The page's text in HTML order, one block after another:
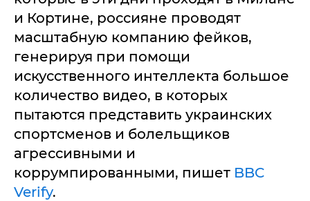
и Кортине, россияне проводят
масштабную компанию фейков,
генерируя при помощи
искусственного интеллекта большое
количество видео, в которых
пытаются представить украинских
спортсменов и болельщиков
агрессивными и
коррумпированными, пишет BBC
Verify.